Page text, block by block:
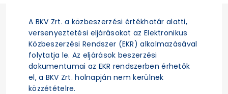
A BKV Zrt. a közbeszerzési értékhatár alatti,
versenyeztetési eljárásokat az Elektronikus
Közbeszerzési Rendszer (EKR) alkalmazásával
folytatja le. Az eljárások beszerzési
dokumentumai az EKR rendszerben érhetők
el, a BKV Zrt. holnapján nem kerülnek
közzétételre.